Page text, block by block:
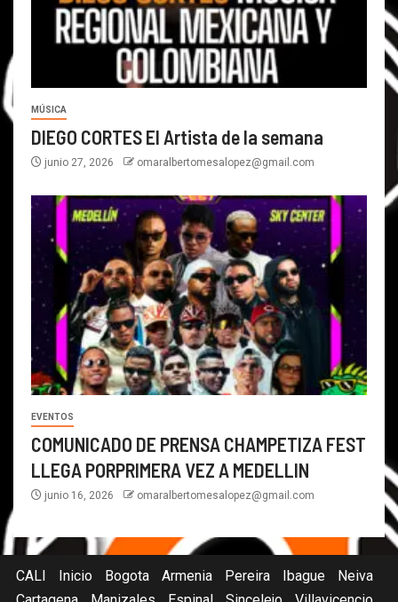
MÚSICA
DIEGO CORTES El Artista de la semana
junio 27, 2026 omaralbertomesalopez@gmail.com
EVENTOS
COMUNICADO DE PRENSA CHAMPETIZA FEST
LLEGA PORPRIMERA VEZ A MEDELLIN
junio 16, 2026 omaralbertomesalopez@gmail.com
CALI Inicio Bogota Armenia Pereira Ibague
Neiva